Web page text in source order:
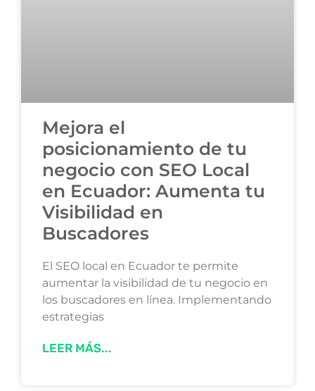
Mejora el
posicionamiento de tu
negocio con SEO Local
en Ecuador: Aumenta tu
Visibilidad en
Buscadores
El SEO local en Ecuador te permite
aumentar la visibilidad de tu negocio en
los buscadores en línea. Implementando
estrategias
LEER MÁS...